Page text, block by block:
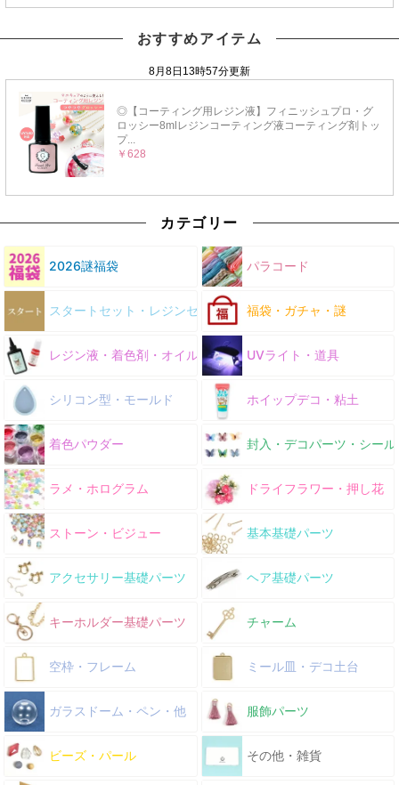
おすすめアイテム
カテゴリー
2026謎福袋 パラコード
スタートセット・レジンセット 福袋・ガチャ・謎
レジン液・着色剤・オイル UVライト・道具
シリコン型・モールド ホイップデコ・粘土
着色パウダー 封入・デコパーツ・シール
ラメ・ホログラム ドライフラワー・押し花
ストーン・ビジュー 基本基礎パーツ
アクセサリー基礎パーツ ヘア基礎パーツ
キーホルダー基礎パーツ チャーム
空枠・フレーム ミール皿・デコ土台
ガラスドーム・ペン・他 服飾パーツ
ビーズ・パール その他・雑貨